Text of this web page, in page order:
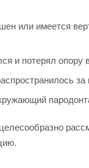
или имеется
и потерял опору